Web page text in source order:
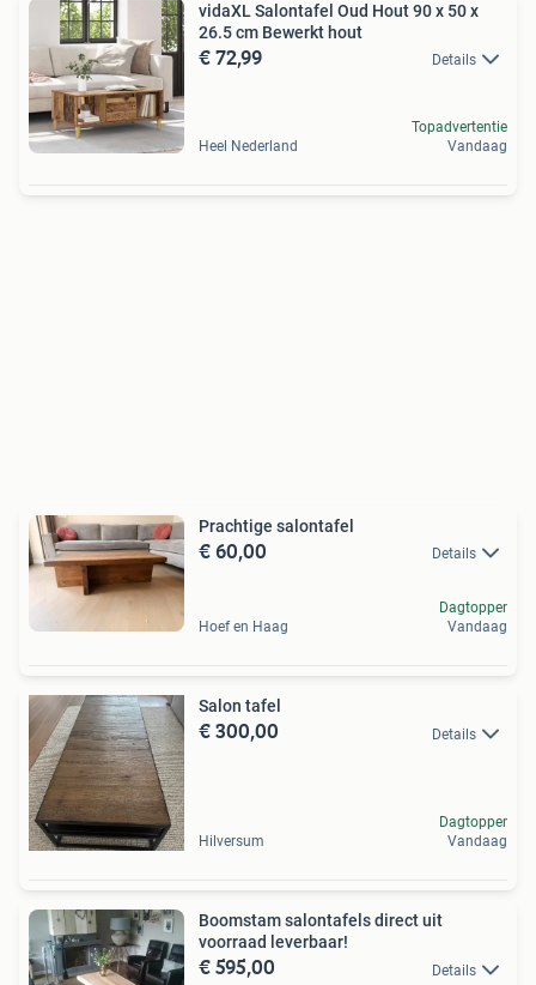
vidaXL Salontafel Oud Hout 90 x 50 x
26.5 cm Bewerkt hout
€ 72,99 Details
Heel Nederland
Topadvertentie
Vandaag
Prachtige salontafel
€ 60,00 Details
Hoef en Haag
Dagtopper
Vandaag
Salon tafel
€ 300,00 Details
Hilversum
Dagtopper
Vandaag
Boomstam salontafels direct uit
voorraad leverbaar!
€ 595,00 Details